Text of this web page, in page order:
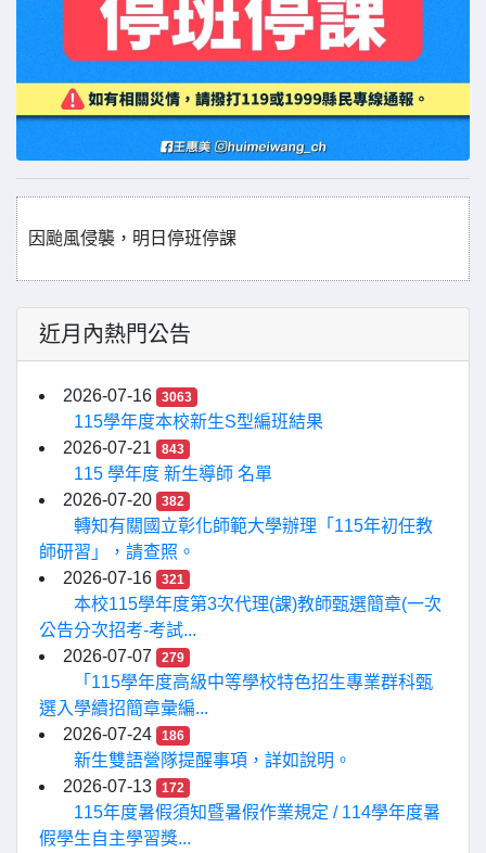
因颱風侵襲，明日停班停課
近月內熱門公告
2026-07-16 3063
115學年度本校新生S型編班結果
2026-07-21
843
115 學年度 新生導師 名單
2026-07-20
382
轉知有關國立彰化師範大學辦理「115年初任教
師研習」，請查照。
2026-07-16
321
本校115學年度第3次代理(課)教師甄選簡章(一次
公告分次招考-考試...
2026-07-07
279
「115學年度高級中等學校特色招生專業群科甄
選入學續招簡章彙編...
2026-07-24
186
新生雙語營隊提醒事項，詳如說明。
2026-07-13
172
115年度暑假須知暨暑假作業規定 / 114學年度暑
假學生自主學習獎...